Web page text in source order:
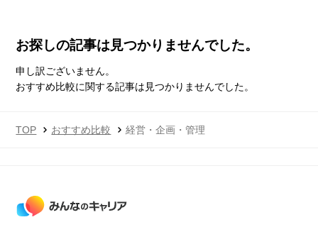
お探しの記事は見つかりませんでした。
申し訳ございません。
おすすめ比較に関する記事は見つかりませんでした。
TOP おすすめ比較 経営・企画・管理